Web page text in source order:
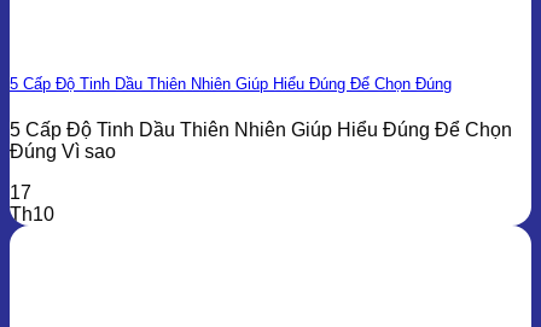
5 Cấp Độ Tinh Dầu Thiên Nhiên Giúp Hiểu Đúng Để Chọn Đúng
5 Cấp Độ Tinh Dầu Thiên Nhiên Giúp Hiểu Đúng Để Chọn
Đúng Vì sao
17
Th10